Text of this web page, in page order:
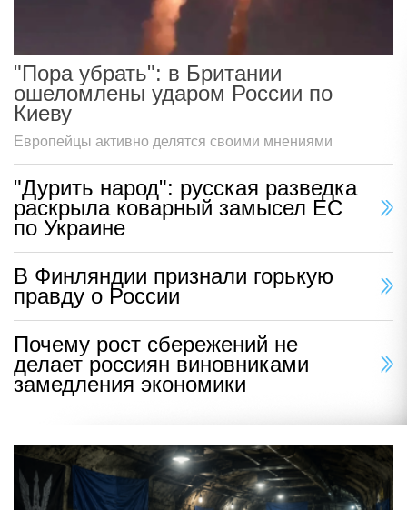
"Пора убрать": в Британии
ошеломлены ударом России по
Киеву
Европейцы активно делятся своими мнениями
"Дурить народ": русская разведка
раскрыла коварный замысел ЕС
по Украине
В Финляндии признали горькую
правду о России
Почему рост сбережений не
делает россиян виновниками
замедления экономики